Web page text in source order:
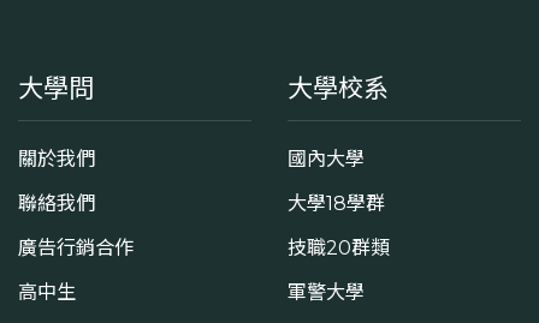
大學問
關於我們
聯絡我們
廣告行銷合作
高中生
大學校系
國內大學
大學18學群
技職20群類
軍警大學